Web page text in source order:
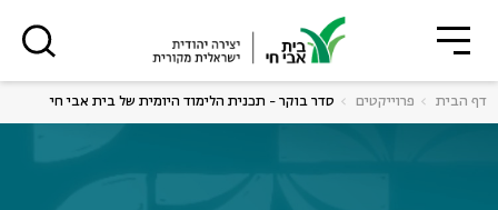
דף הבית פרוייקטים סדר בוקר - תכנית הלימוד היומית של בית אבי חי
סגור
רוצים לדעת מה קורה